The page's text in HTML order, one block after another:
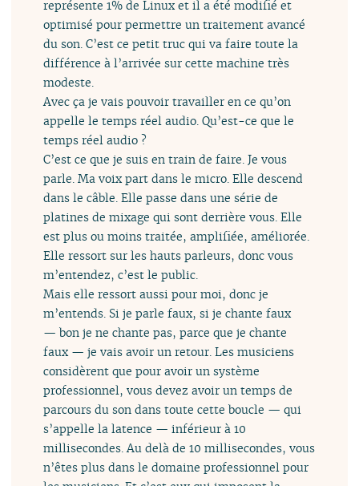
représente 1% de Linux et il a été modifié et
optimisé pour permettre un traitement avancé
du son. C’est ce petit truc qui va faire toute la
différence à l’arrivée sur cette machine très
modeste.
Avec ça je vais pouvoir travailler en ce qu’on
appelle le temps réel audio. Qu’est-ce que le
temps réel audio ?
C’est ce que je suis en train de faire. Je vous
parle. Ma voix part dans le micro. Elle descend
dans le câble. Elle passe dans une série de
platines de mixage qui sont derrière vous. Elle
est plus ou moins traitée, amplifiée, améliorée.
Elle ressort sur les hauts parleurs, donc vous
m’entendez, c’est le public.
Mais elle ressort aussi pour moi, donc je
m’entends. Si je parle faux, si je chante faux
— bon je ne chante pas, parce que je chante
faux — je vais avoir un retour. Les musiciens
considèrent que pour avoir un système
professionnel, vous devez avoir un temps de
parcours du son dans toute cette boucle — qui
s’appelle la latence — inférieur à 10
millisecondes. Au delà de 10 millisecondes, vous
n’êtes plus dans le domaine professionnel pour